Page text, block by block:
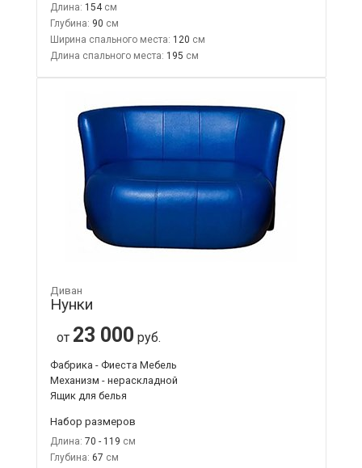
Длина: 154
Глубина: 90
Ширина спального места: 120
Длина спального места: 195
Диван
Нунки
от 23 000 руб.
Фабрика - Фиеста Мебель
Механизм - нераскладной
Ящик для белья
Набор размеров
Длина: 70 - 119
Глубина: 67